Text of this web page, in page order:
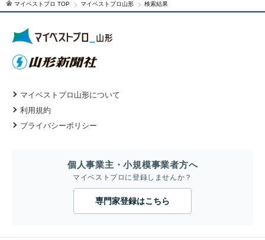
マイベストプロ TOP マイベストプロ山形 検索結果
マイベストプロ山形について
利用規約
プライバシーポリシー
個人事業主・小規模事業者方へ
マイベストプロに登録しませんか？
専門家登録はこちら